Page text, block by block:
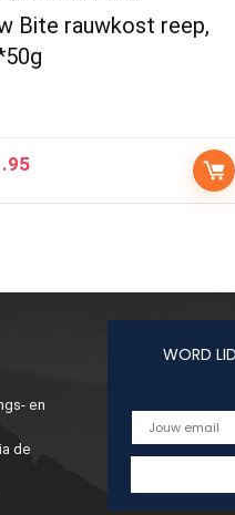
Bite rauwkost reep,
en
de
WORD